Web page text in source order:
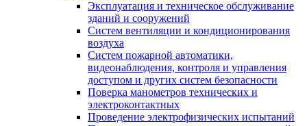
Эксплуатация и техническое обслуживание
зданий и сооружений
Систем вентиляции и кондиционирования
воздуха
Систем пожарной автоматики,
видеонаблюдения, контроля и управления
доступом и других систем безопасности
Поверка манометров технических и
электроконтактных
Проведение электрофизических испытаний